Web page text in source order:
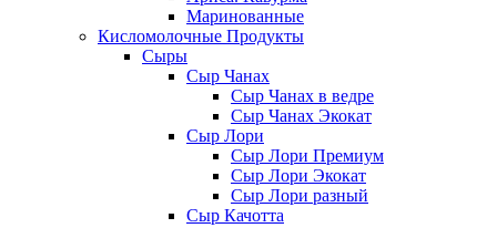
Маринованные
Кисломолочные Продукты
Сыры
Сыр Чанах
Сыр Чанах в ведре
Сыр Чанах Экокат
Сыр Лори
Сыр Лори Премиум
Сыр Лори Экокат
Сыр Лори разный
Сыр Качотта